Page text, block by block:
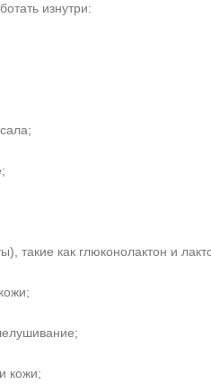
изнутри:
такие как глюконолактон и
кожи;